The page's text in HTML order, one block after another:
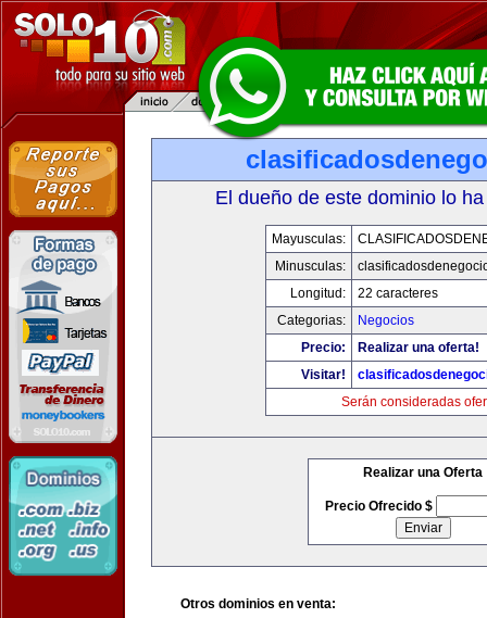
El dueño de este dominio lo
Mayusculas:
Minusculas:
Longitud:
22 caracteres
Categorias:
Negocios
Precio:
Realizar una oferta!
Visitar!
Serán consideradas
Realizar una Oferta
Precio Ofrecido $
Otros dominios en venta: